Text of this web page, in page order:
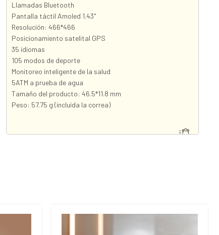
Llamadas Bluetooth
Pantalla táctil Amoled 1.43"
Resolución: 466*466
Posicionamiento satelital GPS
35 idiomas
105 modos de deporte
Monitoreo inteligente de la salud
5ATM a prueba de agua
Tamaño del producto: 46.5*11.8 mm
Peso: 57.75 g (incluída la correa)